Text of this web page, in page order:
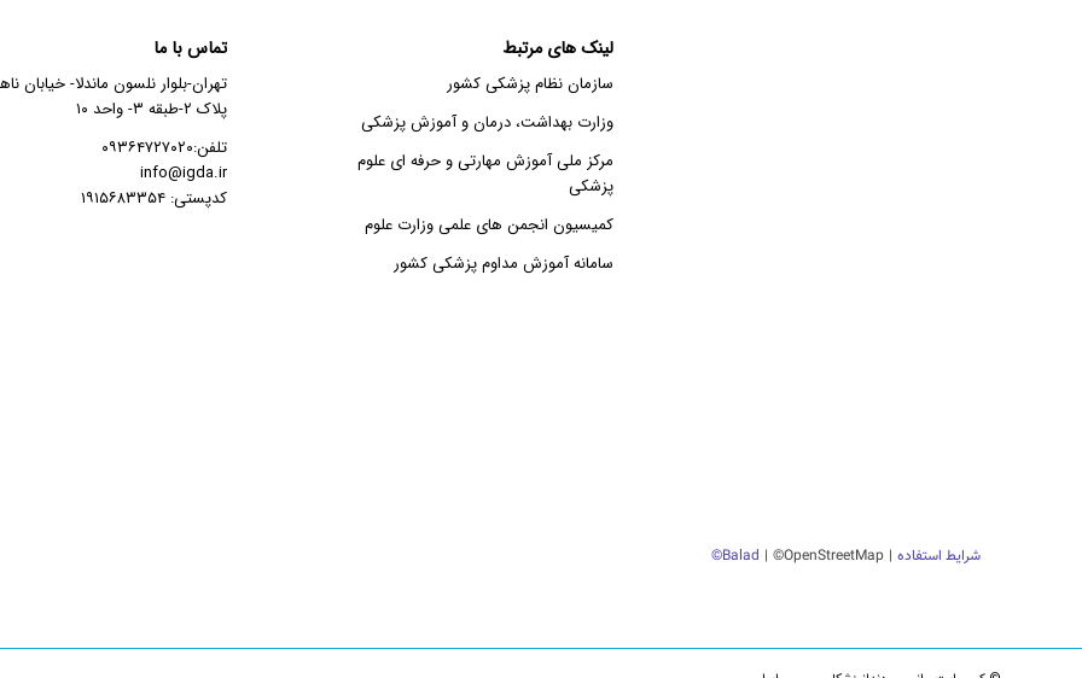
لینک های مرتبط
سازمان نظام پزشکی کشور
وزارت بهداشت، درمان و آموزش پزشکی
مرکز ملی آموزش مهارتی و حرفه ای علوم
پزشکی
کمیسیون انجمن های علمی وزارت علوم
سامانه آموزش مداوم پزشکی کشور
تماس با ما
تهران-بلوار نلسون ماندلا- خیابان
پلاک ۲-طبقه ۳- واحد ۱۰
تلفن:۰۹۳۶۴۷۲۷۰۲۰
info@igda.ir
کدپستی: ۱۹۱۵۶۸۳۳۵۴